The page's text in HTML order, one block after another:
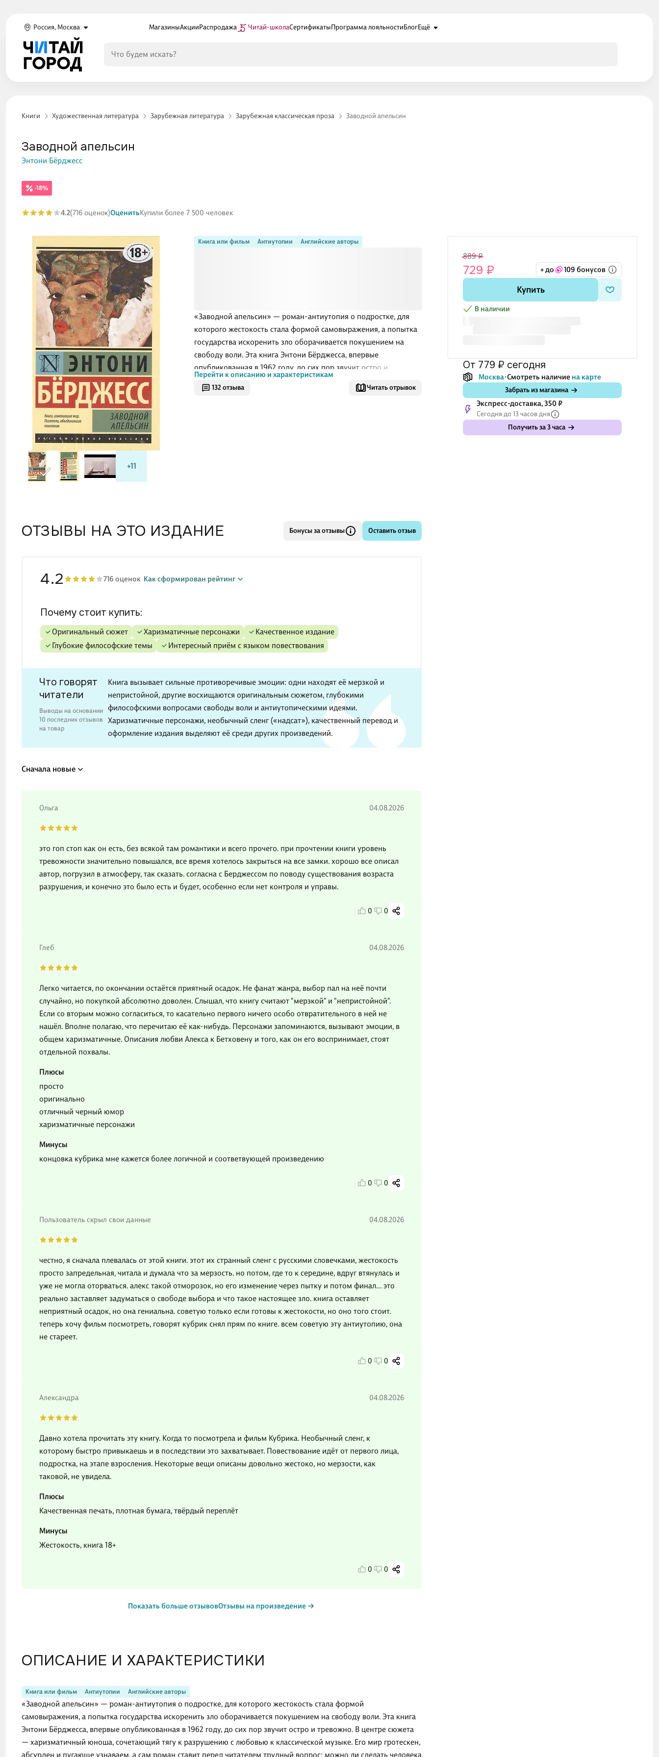
Россия, Москва МагазиныАкцииРаспродажа Читай-школаСертификатыПрограмма лояльностиБлогЕщё
Книги Художественная литература Зарубежная литература Зарубежная классическая проза Заводной апельсин
+11
132 отзыва Читать отрывок
Книга или фильм Антиутопии Английские авторы
«Заводной апельсин» — роман-антиутопия о подростке, для
которого жестокость стала формой самовыражения, а попытка
государства искоренить зло оборачивается покушением на
свободу воли. Эта книга Энтони Бёрджесса, впервые
опубликованная в 1962 году, до сих пор звучит остро и
тревожно. В центре сюжета — харизматичный юноша,
сочетающий тягу к разрушению с любовью к классической
Перейти к описанию и характеристикам
-18%
Заводной апельсин
Энтони Бёрджесс
4.2(716 оценок)ОценитьКупили более 7 500 человек
889 ₽
729 ₽ + до 109 бонусов
Купить
В наличии
от 779 ₽ сегодня
Москва Смотреть наличие на карте
Забрать из магазина
Экспресс-доставка, 350 ₽
Сегодня до 13 часов дня
Получить за 3 часа
ОПИСАНИЕ И ХАРАКТЕРИСТИКИ
Книга или фильм Антиутопии Английские авторы
«Заводной апельсин» — роман-антиутопия о подростке, для которого жестокость стала формой
самовыражения, а попытка государства искоренить зло оборачивается покушением на свободу воли. Эта книга
Энтони Бёрджесса, впервые опубликованная в 1962 году, до сих пор звучит остро и тревожно. В центре сюжета
— харизматичный юноша, сочетающий тягу к разрушению с любовью к классической музыке. Его мир гротескен,
абсурден и пугающе узнаваем, а сам роман ставит перед читателем трудный вопрос: можно ли сделать человека
ОТЗЫВЫ НА ЭТО ИЗДАНИЕ Бонусы за отзывы Оставить отзыв
4.2 716 оценок Как сформирован рейтинг
Почему стоит купить:
Оригинальный сюжет Харизматичные персонажи
Качественное издание
Глубокие философские темы
Интересный приём с языком повествования
Что говорят
читатели
Выводы на основании
10 последних отзывов
на товар
Книга вызывает сильные противоречивые эмоции: одни находят её мерзкой и
непристойной, другие восхищаются оригинальным сюжетом, глубокими
философскими вопросами свободы воли и антиутопическими идеями.
Харизматичные персонажи, необычный сленг («надсат»), качественный перевод и
оформление издания выделяют её среди других произведений.
Сначала новые
Ольга 04.08.2026
это гоп стоп как он есть, без всякой там романтики и всего прочего. при прочтении книги уровень
тревожности значительно повышался, все время хотелось закрыться на все замки. хорошо все описал
автор, погрузил в атмосферу, так сказать. согласна с Берджессом по поводу существования возраста
разрушения, и конечно это было есть и будет, особенно если нет контроля и управы.
0 0
Глеб 04.08.2026
Легко читается, по окончании остаётся приятный осадок. Не фанат жанра, выбор пал на неё почти
случайно, но покупкой абсолютно доволен. Слышал, что книгу считают "мерзкой" и "непристойной".
Если со вторым можно согласиться, то касательно первого ничего особо отвратительного в ней не
нашёл. Вполне полагаю, что перечитаю её как-нибудь. Персонажи запоминаются, вызывают эмоции, в
общем харизматичные. Описания любви Алекса к Бетховену и того, как он его воспринимает, стоят
отдельной похвалы.
Плюсы
просто
оригинально
отличный черный юмор
харизматичные персонажи
Минусы
концовка кубрика мне кажется более логичной и соответвующей произведению
0 0
Пользователь скрыл свои данные 04.08.2026
честно, я сначала плевалась от этой книги. этот их странный сленг с русскими словечками, жестокость
просто запредельная, читала и думала что за мерзость. но потом, где то к середине, вдруг втянулась и
уже не могла оторваться. алекс такой отморозок, но его изменение через пытку и потом финал... это
реально заставляет задуматься о свободе выбора и что такое настоящее зло. книга оставляет
неприятный осадок, но она гениальна. советую только если готовы к жестокости, но оно того стоит.
теперь хочу фильм посмотреть, говорят кубрик снял прям по книге. всем советую эту антиутопию, она
не стареет.
0 0
Александра 04.08.2026
Давно хотела прочитать эту книгу. Когда то посмотрела и фильм Кубрика. Необычный сленг, к
которому быстро привыкаешь и в последствии это захватывает. Повествование идёт от первого лица,
подростка, на этапе взросления. Некоторые вещи описаны довольно жестоко, но мерзости, как
таковой, не увидела.
Плюсы
Качественная печать, плотная бумага, твёрдый переплёт
Минусы
Жестокость, книга 18+
0 0
Показать больше отзывовОтзывы на произведение